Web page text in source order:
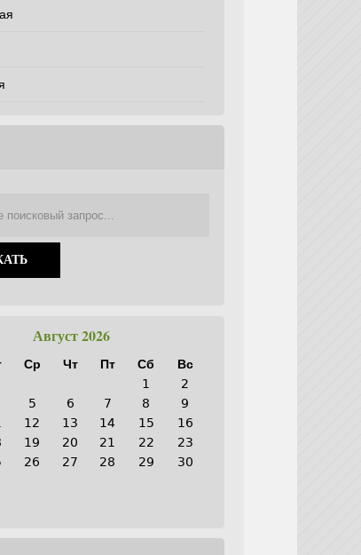
Август 2026
Ср Чт Пт Сб
Вс
1
2
5 6 7 8
9
12 13 14 15
16
19 20 21 22
23
26 27 28 29
30